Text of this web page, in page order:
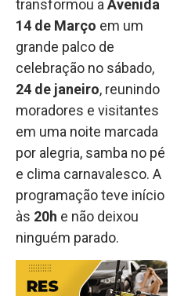
transformou a Avenida
14 de Março em um
grande palco de
celebração no sábado,
24 de janeiro, reunindo
moradores e visitantes
em uma noite marcada
por alegria, samba no pé
e clima carnavalesco. A
programação teve início
às 20h e não deixou
ninguém parado.